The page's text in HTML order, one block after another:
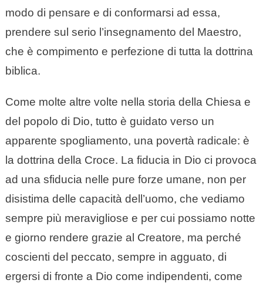
modo di pensare e di conformarsi ad essa,
prendere sul serio l’insegnamento del Maestro,
che è compimento e perfezione di tutta la dottrina
biblica.
Come molte altre volte nella storia della Chiesa e
del popolo di Dio, tutto è guidato verso un
apparente spogliamento, una povertà radicale: è
la dottrina della Croce. La fiducia in Dio ci provoca
ad una sfiducia nelle pure forze umane, non per
disistima delle capacità dell’uomo, che vediamo
sempre più meravigliose e per cui possiamo notte
e giorno rendere grazie al Creatore, ma perché
coscienti del peccato, sempre in agguato, di
ergersi di fronte a Dio come indipendenti, come